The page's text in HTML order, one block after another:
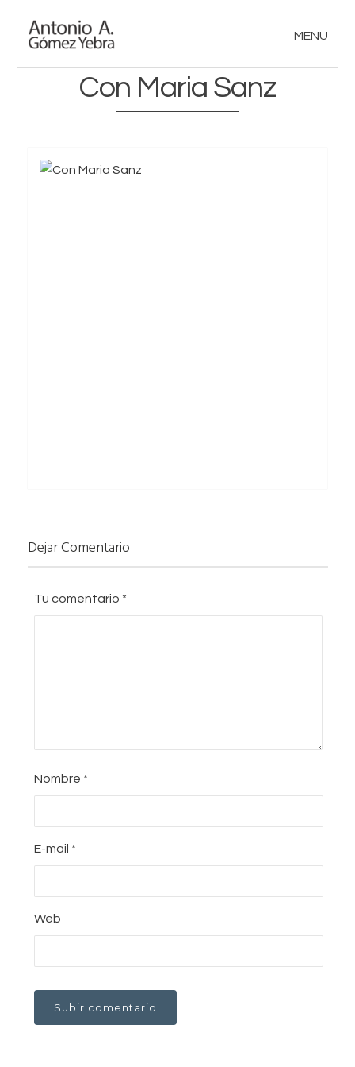
MENU
Con Maria Sanz
Dejar Comentario
Tu comentario *
Nombre *
E-mail *
Web